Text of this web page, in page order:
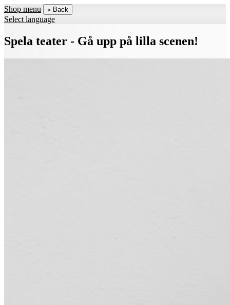
Shop menu « Back
Select language
Spela teater - Gå upp på lilla scenen!